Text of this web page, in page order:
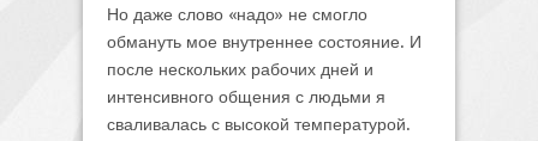
Но даже слово «надо» не смогло
обмануть мое внутреннее состояние. И
после нескольких рабочих дней и
интенсивного общения с людьми я
сваливалась с высокой температурой.